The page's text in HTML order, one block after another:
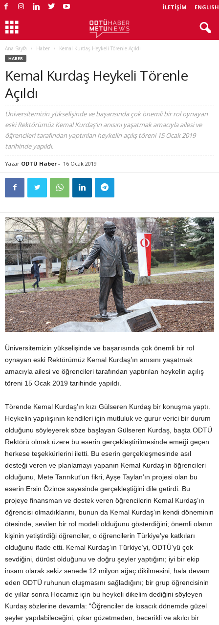
İLETIŞIM ENGLISH
Ana Sayfa Haber Kemal Kurdaş Heykeli Törenle Açıldı
HABER
Kemal Kurdaş Heykeli Törenle
Açıldı
Üniversitemizin yükselişinde ve başarısında çok önemli bir rol oynayan
eski Rektörümüz Kemal Kurdaş’ın anısını yaşatmak amacıyla ailesi ve
öğrencileri tarafından yaptırılan heykelin açılış töreni 15 Ocak 2019
tarihinde yapıldı.
Yazar ODTÜ Haber - 16 Ocak 2019
Üniversitemizin yükselişinde ve başarısında çok önemli bir rol
oynayan eski Rektörümüz Kemal Kurdaş’ın anısını yaşatmak
amacıyla ailesi ve öğrencileri tarafından yaptırılan heykelin açılış
töreni 15 Ocak 2019 tarihinde yapıldı.
Törende Kemal Kurdaş’ın kızı Gülseren Kurdaş bir konuşma yaptı.
Heykelin yapılışının kendileri için mutluluk ve gurur verici bir durum
olduğunu söyleyerek söze başlayan Gülseren Kurdaş, başta ODTÜ
Rektörü olmak üzere bu eserin gerçekleştirilmesinde emeği geçen
herkese teşekkürlerini iletti. Bu eserin gerçekleşmesinde asıl
desteği veren ve planlamayı yapanın Kemal Kurdaş’ın öğrencileri
olduğunu, Mete Tanrıkut’un fikri, Ayşe Taylan’ın projesi olan bu
eserin Ersin Özince sayesinde gerçekleştiğini dile getirdi. Bu
projeye finansman ve destek veren öğrencilerin Kemal Kurdaş’ın
öğrencisi olmadıklarını, bunun da Kemal Kurdaş’ın kendi döneminin
ötesinde, sevilen bir rol modeli olduğunu gösterdiğini; önemli olanın
kişinin yetiştirdiği öğrenciler, o öğrencilerin Türkiye’ye katkıları
olduğunu ifade etti. Kemal Kurdaş’ın Türkiye’yi, ODTÜ’yü çok
sevdiğini, dürüst olduğunu ve doğru şeyler yaptığını; iyi bir ekip
insanı olarak sekiz senede 12 milyon ağaç dikilmesini, hala devam
eden ODTÜ ruhunun oluşmasını sağladığını; bir grup öğrencisinin
de yıllar sonra Hocamız için bu heykeli dikelim dediğini söyleyen
Kurdaş sözlerine devamla: “Öğrenciler de kısacık dönemde güzel
şeyler yapılabileceğini, çıkar gözetmeden, becerikli ve akılcı bir